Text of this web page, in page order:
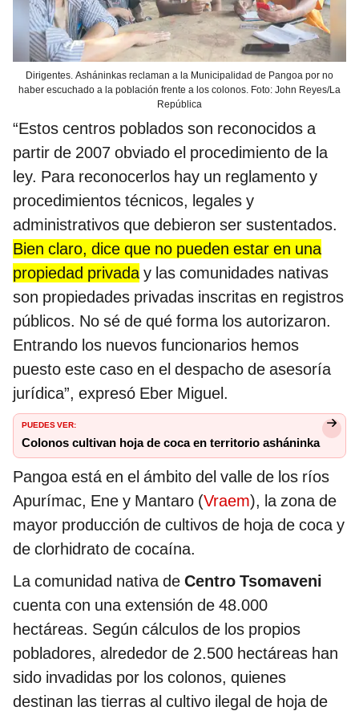
Dirigentes. Asháninkas reclaman a la Municipalidad de Pangoa por no
haber escuchado a la población frente a los colonos. Foto: John Reyes/La
República
“Estos centros poblados son reconocidos a
partir de 2007 obviado el procedimiento de la
ley. Para reconocerlos hay un reglamento y
procedimientos técnicos, legales y
administrativos que debieron ser sustentados.
Bien claro, dice que no pueden estar en una
propiedad privada y las comunidades nativas
son propiedades privadas inscritas en registros
públicos. No sé de qué forma los autorizaron.
Entrando los nuevos funcionarios hemos
puesto este caso en el despacho de asesoría
jurídica”, expresó Eber Miguel.
PUEDES VER:
Colonos cultivan hoja de coca en territorio asháninka
Pangoa está en el ámbito del valle de los ríos
Apurímac, Ene y Mantaro (Vraem), la zona de
mayor producción de cultivos de hoja de coca y
de clorhidrato de cocaína.
La comunidad nativa de Centro Tsomaveni
cuenta con una extensión de 48.000
hectáreas. Según cálculos de los propios
pobladores, alrededor de 2.500 hectáreas han
sido invadidas por los colonos, quienes
destinan las tierras al cultivo ilegal de hoja de